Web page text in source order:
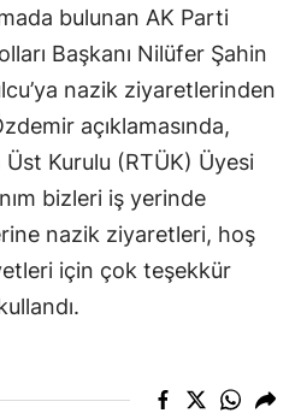
bulunan AK Parti
Başkanı Nilüfer Şahin
nazik ziyaretlerinden
açıklamasında,
Kurulu (RTÜK) Üyesi
bizleri iş yerinde
nazik ziyaretleri, hoş
için çok teşekkür